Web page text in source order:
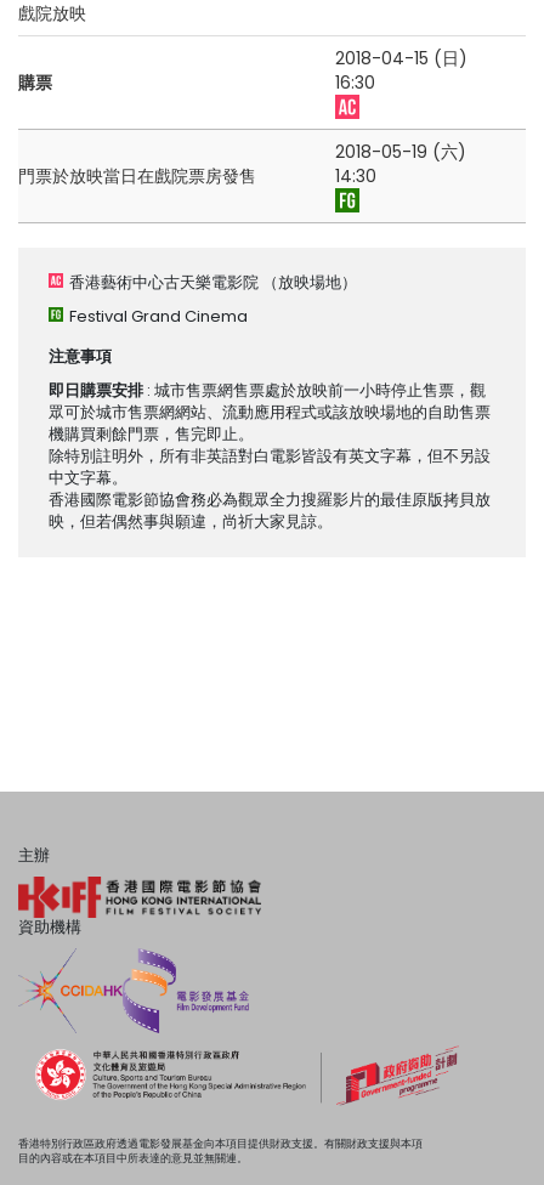
戲院放映
購票
2018-04-15 (日)
16:30
門票於放映當日在戲院票房發售
2018-05-19 (六)
14:30
香港藝術中心古天樂電影院 （放映場地）
Festival Grand Cinema
注意事項
即日購票安排 : 城市售票網售票處於放映前一小時停止售票，觀
眾可於城市售票網網站、流動應用程式或該放映場地的自助售票
機購買剩餘門票，售完即止。
除特別註明外，所有非英語對白電影皆設有英文字幕，但不另設
中文字幕。
香港國際電影節協會務必為觀眾全力搜羅影片的最佳原版拷貝放
映，但若偶然事與願違，尚祈大家見諒。
主辦
資助機構
香港特別行政區政府透過電影發展基金向本項目提供財政支援。有關財政支援與本項
目的內容或在本項目中所表達的意見並無關連。